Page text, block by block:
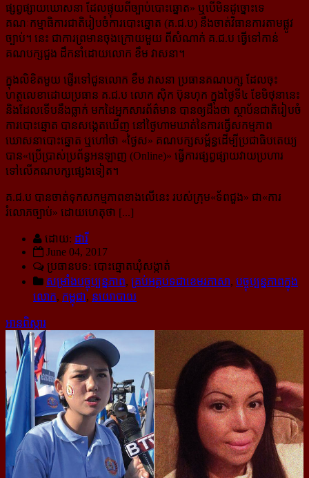
ផ្សព្វផ្សាយឃោសនា ដែលផ្ទុយពីច្បាប់បោះឆ្នោត» ឬបើមិនដូច្នោះទេ
គណៈកម្មាធិការជាតិរៀបចំការបោះឆ្នោត (គ.ជ.ប) នឹងចាត់វិធានការតាមផ្លូវ
ច្បាប់។ នេះ ជាការព្រមានចុងក្រោយមួយ ពីសំណាក់ គ.ជ.ប ធ្វើទៅកាន់
គណបក្សជួង ដឹកនាំដោយលោក ខឹម វាសនា។
ក្នុងលិខិតមួយ ផ្ញើរទៅជូនលោក ខឹម វាសនា ប្រធានគណបក្ស ដែលចុះ
ហត្ថលេខាដោយប្រធាន គ.ជ.ប លោក ស៊ិក ប៊ុនហុក ក្នុងថ្ងៃទី៤ ខែមិថុនានេះ
និងដែលទើបនឹងធ្លាក់ មកដៃអ្នកសារព័ត៌មាន បានឲ្យដឹងថា ស្ថាប័នជាតិរៀបចំ
ការបោះឆ្នោត បានសង្កេតឃើញ នៅថ្ងៃហាមឃាត់នៃការធ្វើសកម្មភាព
ឃោសនាបោះឆ្នោត ឬហៅថា «ថ្ងៃស» គណបក្សសម្ព័ន្ធដើម្បីប្រជាធិបតេយ្យ
បាន«ប្រើប្រាស់ប្រព័ន្ធអនឡាញ (Online)» ធ្វើការផ្សព្វផ្សាយវាយប្រហារ
ទៅលើគណបក្សផ្សេងទៀត។
គ.ជ.ប បានចាត់ទុកសកម្មភាពខាងលើនេះ របស់ក្រុម«ទ័ពជួង» ជា«ការ
រំលោភច្បាប់» ដោយហេតុថា [...]
ដោយ: ដារី
June 04, 2017
ប្រធានបទ: បោះឆ្នោតឃុំសង្កាត់
សម្រាំងបច្ចុប្បន្នភាព, គ្រប់អត្ថបទជាខេមរភាសា, បច្ចុប្បន្នភាពក្នុង
លោក, កម្ពុជា, នយោបាយ
អានពិស្ដារ